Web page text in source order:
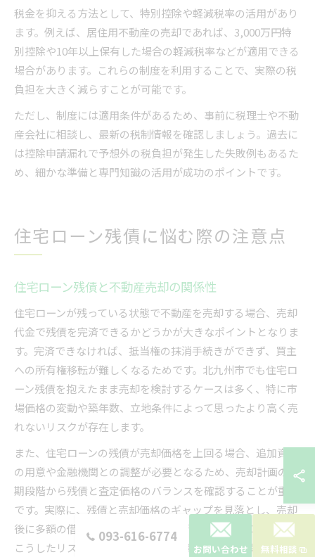
税金を抑える方法として、特別控除や軽減税率の活用があり
ます。例えば、居住用不動産の売却であれば、3,000万円特
別控除や10年以上保有した場合の軽減税率などが適用できる
場合があります。これらの制度を利用することで、実際の税
負担を大きく減らすことが可能です。
ただし、制度には適用条件があるため、事前に税理士や不動
産会社に相談し、最新の税制情報を確認しましょう。過去に
は控除申請漏れで予想外の税負担が発生した失敗例もあるた
め、細かな準備と専門知識の活用が成功のポイントです。
住宅ローン残債に悩む際の注意点
住宅ローン残債と不動産売却の関係性
住宅ローンが残っている状態で不動産を売却する場合、売却
代金で残債を完済できるかどうかが大きなポイントとなりま
す。完済できなければ、抵当権の抹消手続きができず、買主
への所有権移転が難しくなるためです。北九州市でも住宅ロ
ーン残債を抱えたまま売却を検討するケースは多く、特に市
場価格の変動や築年数、立地条件によって思ったより高く売
れないリスクが存在します。
また、住宅ローンの残債が売却価格を上回る場合、追加資金
の用意や金融機関との調整が必要となるため、売却計画の初
期段階から残債と査定価格のバランスを確認することが重要
です。実際に、残債と売却価格のギャップを見落とし、売却
後に多額の借金が残ってしまう失敗例も少なくありません。
こうしたリスクを避けるためには、事前に金融機関へ相談
093-616-6774
お問い合わせ 無料相談